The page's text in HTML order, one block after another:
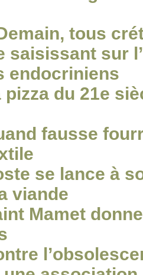
tous
saisissant sur
endocriniens
pizza du 21e
fausse
se lance à
viande
Mamet